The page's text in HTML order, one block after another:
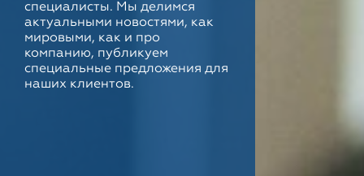
специалисты. Мы делимся
актуальными новостями, как
мировыми, как и про
компанию, публикуем
специальные предложения для
наших клиентов.